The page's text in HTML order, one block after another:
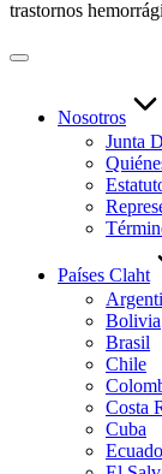
trastornos
Nosotros
Junta
Países Claht
Bolivia
Brasil
Chile
Costa
Cuba